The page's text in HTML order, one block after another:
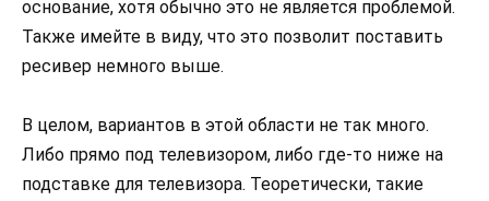
основание, хотя обычно это не является проблемой.
Также имейте в виду, что это позволит поставить
ресивер немного выше.
В целом, вариантов в этой области не так много.
Либо прямо под телевизором, либо где-то ниже на
подставке для телевизора. Теоретически, такие